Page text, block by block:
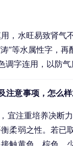
，水旺易致肾气
涛”等水属性字，
调字连用，以防
注意事项，怎么
宜注重培养决断
柔弱之性。若已
触黄色、棕色，